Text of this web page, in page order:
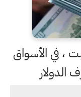
، في الأسواق
الدولار